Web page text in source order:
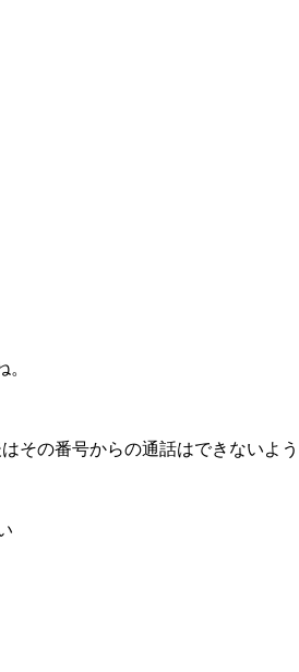
その番号からの通話はできないよう